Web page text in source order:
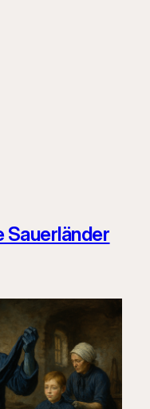
Sauerländer